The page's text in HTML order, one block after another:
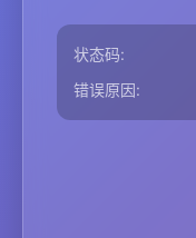
状态码:
错误原因: